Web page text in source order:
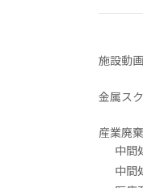
施設動
金属ス
産業廃
中間
中間